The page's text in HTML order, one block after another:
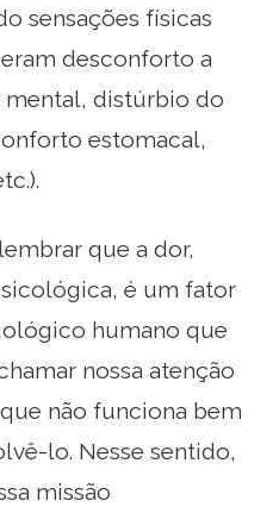
sensações físicas
desconforto a
mental, distúrbio do
estomacal,
que a dor,
é um fator
humano que
nossa atenção
não funciona bem
lo. Nesse sentido,
missão